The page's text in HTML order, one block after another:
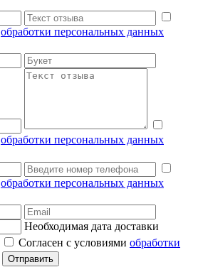
обработки персональных данных
обработки персональных данных
обработки персональных данных
Необходимая дата доставки
Согласен с условиями обработки